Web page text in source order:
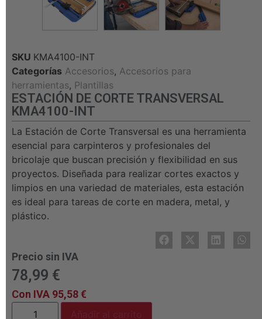
SKU KMA4100-INT
Categorías Accesorios, Accesorios para
herramientas, Plantillas
ESTACIÓN DE CORTE TRANSVERSAL
KMA4100-INT
La Estación de Corte Transversal es una herramienta
esencial para carpinteros y profesionales del
bricolaje que buscan precisión y flexibilidad en sus
proyectos. Diseñada para realizar cortes exactos y
limpios en una variedad de materiales, esta estación
es ideal para tareas de corte en madera, metal, y
plástico.
Precio sin IVA
78,99 €
Con IVA 95,58€
Añadir al carrito